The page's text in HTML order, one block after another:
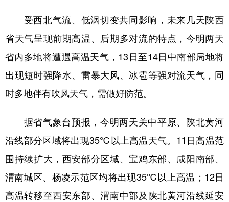
浙江 安徽 福建
广东 广西 海南 重庆
四川 贵州 云南
新疆 内蒙古 黑龙江
受西北气流、低涡切变共同影响，未来几天陕西
省天气呈现前期高温、后期多对流的特点，今明两天
省内多地将遭遇高温天气，13日至14日中南部局地将
出现短时强降水、雷暴大风、冰雹等强对流天气，同
时多地伴有吹风天气，需做好防范。
据省气象台预报，今明两天关中平原、陕北黄河
沿线部分区域将出现35℃以上高温天气。11日高温范
围持续扩大，西安部分区域、宝鸡东部、咸阳南部、
渭南城区、杨凌示范区均将出现35℃以上高温；12日
高温转移至西安东部、渭南中部及陕北黄河沿线延安